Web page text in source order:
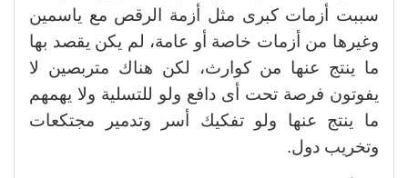
سببت أزمات كبرى مثل أزمة الرقص مع ياسمين
وغيرها من أزمات خاصة أو عامة، لم يكن يقصد بها
ما ينتج عنها من كوارث، لكن هناك متربصين لا
يفوتون فرصة تحت أى دافع ولو للتسلية ولا يهمهم
ما ينتج عنها ولو تفكيك أسر وتدمير مجتكعات
وتخريب دول.